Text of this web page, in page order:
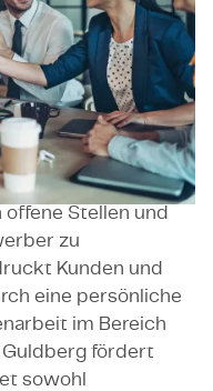
an
Guldberg
etabliert,
Automobil, Luft-
dem Ziel, eine
den
Stellen und
zu
Kunden und
eine persönliche
im Bereich
fördert
sowohl